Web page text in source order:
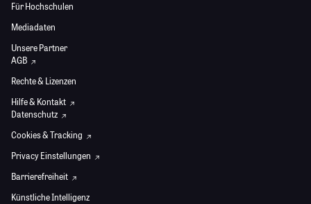
Für Hochschulen
Mediadaten
Unsere Partner
AGB
Rechte & Lizenzen
Hilfe & Kontakt
Datenschutz
Cookies & Tracking
Privacy Einstellungen
Barrierefreiheit
Künstliche Intelligenz